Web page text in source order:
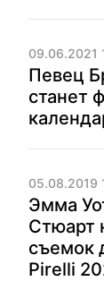
09.06.2021
Певец
станет
05.08.2019
Эмма
Стюарт
съемок
Pirelli